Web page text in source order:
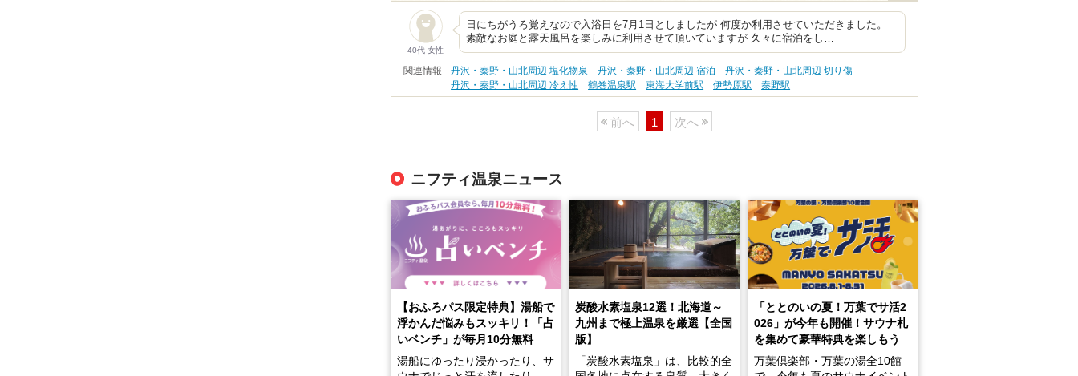
40代 女性
日にちがうろ覚えなので入浴日を7月1日としましたが 何度か利用させていただきました。
素敵なお庭と露天風呂を楽しみに利用させて頂いていますが 久々に宿泊をし…
関連情報 丹沢・秦野・山北周辺 塩化物泉 丹沢・秦野・山北周辺 宿泊
丹沢・秦野・山北周辺 切り傷
丹沢・秦野・山北周辺 冷え性
鶴巻温泉駅 東海大学前駅 伊勢原駅 秦野駅
前へ 1 次へ
ニフティ温泉ニュース
【おふろパス限定特典】湯船で
浮かんだ悩みもスッキリ！「占
いベンチ」が毎月10分無料
湯船にゆったり浸かったり、サ
炭酸水素塩泉12選！北海道～
九州まで極上温泉を厳選【全国
版】
「炭酸水素塩泉」は、比較的全
「ととのいの夏！万葉でサ活2
026」が今年も開催！サウナ札
を集めて豪華特典を楽しもう
万葉倶楽部・万葉の湯全10館